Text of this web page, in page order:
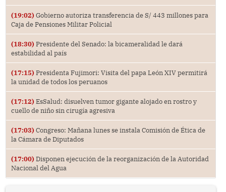
(19:02) Gobierno autoriza transferencia de S/ 443 millones para
Caja de Pensiones Militar Policial
(18:30) Presidente del Senado: la bicameralidad le dará
estabilidad al país
(17:15) Presidenta Fujimori: Visita del papa León XIV permitirá
la unidad de todos los peruanos
(17:12) EsSalud: disuelven tumor gigante alojado en rostro y
cuello de niño sin cirugía agresiva
(17:03) Congreso: Mañana lunes se instala Comisión de Ética de
la Cámara de Diputados
(17:00) Disponen ejecución de la reorganización de la Autoridad
Nacional del Agua